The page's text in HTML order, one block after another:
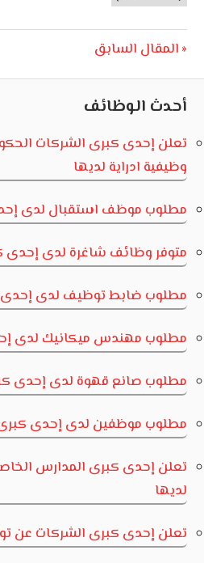
تصفّح
المقالات
Previous
المقال السابق
أحدث الوظائف
تعلن إحدى كبرى الشركات
وظيفية ادراية لديها
مطلوب موظف استقبال لدى
متوفر وظائف شاغرة لدى إحدى
مطلوب ضابط توظيف لدى إحدى
مطلوب مهندس ميكانيك لدى
مطلوب صانع قهوة لدى إحدى
مطلوب موظفين لدى إحدى
تعلن إحدى كبرى المدارس
لديها
تعلن إحدى كبرى الشركات عن